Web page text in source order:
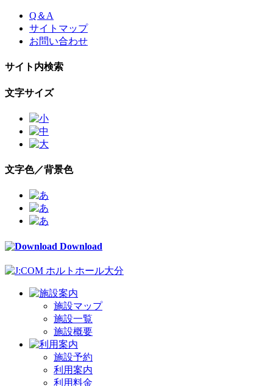
Skip
content
Q＆A
サイトマップ
お問い合わせ
サイト内検索
文字サイズ
文字色／背景色
Download
施設マップ
施設一覧
施設概要
施設予約
利用案内
利用料金